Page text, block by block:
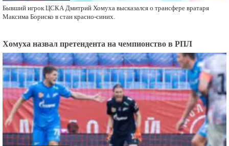
Бывший игрок ЦСКА Дмитрий Хомуха высказался о трансфере вратаря
Максима Бориско в стан красно-синих.
Хомуха назвал претендента на чемпионство в РПЛ